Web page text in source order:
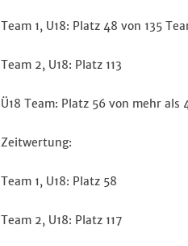
Team 1, U18: Platz 48 von 135
Team 2, U18: Platz 113
Ü18 Team: Platz 56 von mehr als
Zeitwertung:
Team 1, U18: Platz 58
Team 2, U18: Platz 117